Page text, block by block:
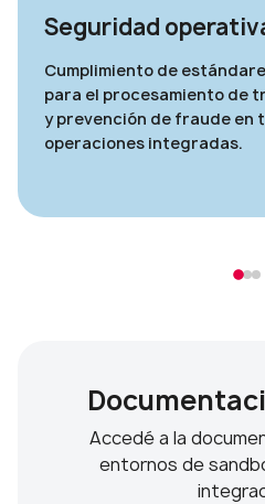
Seguridad
Cumplimiento de
para el procesamiento de
y prevención de fraude en
operaciones integradas.
Accedé a la
entornos de